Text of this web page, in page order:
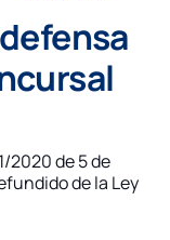
2020 de 5 de
de la Ley